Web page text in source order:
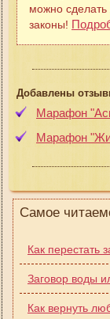
можно
законы!
Добавлены
Марафон
Марафон
Самое
Как перестать
Заговор воды
Как вернуть